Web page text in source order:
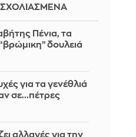
ΣΧΟΛΙΑΣΜΕΝΑ
Πένια, τα
δουλειά
για τα γενέθλιά
σε...πέτρες
αλλαγές για την